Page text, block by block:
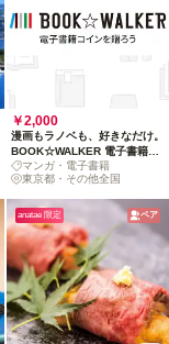
￥2,000
漫画もラノベも、好きなだけ。
BOOK☆WALKER 電子書籍コ
インを贈ろう
マンガ・電子書籍
東京都・その他全国
anatae 限定 ペア